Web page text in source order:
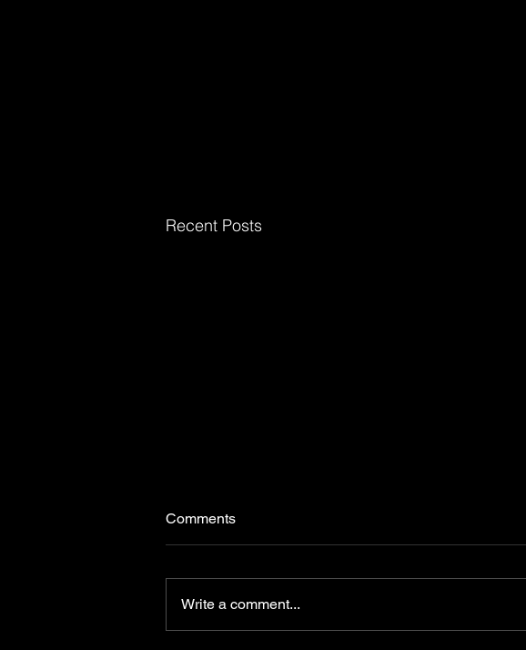
Recent Posts
Comments
Write a comment...